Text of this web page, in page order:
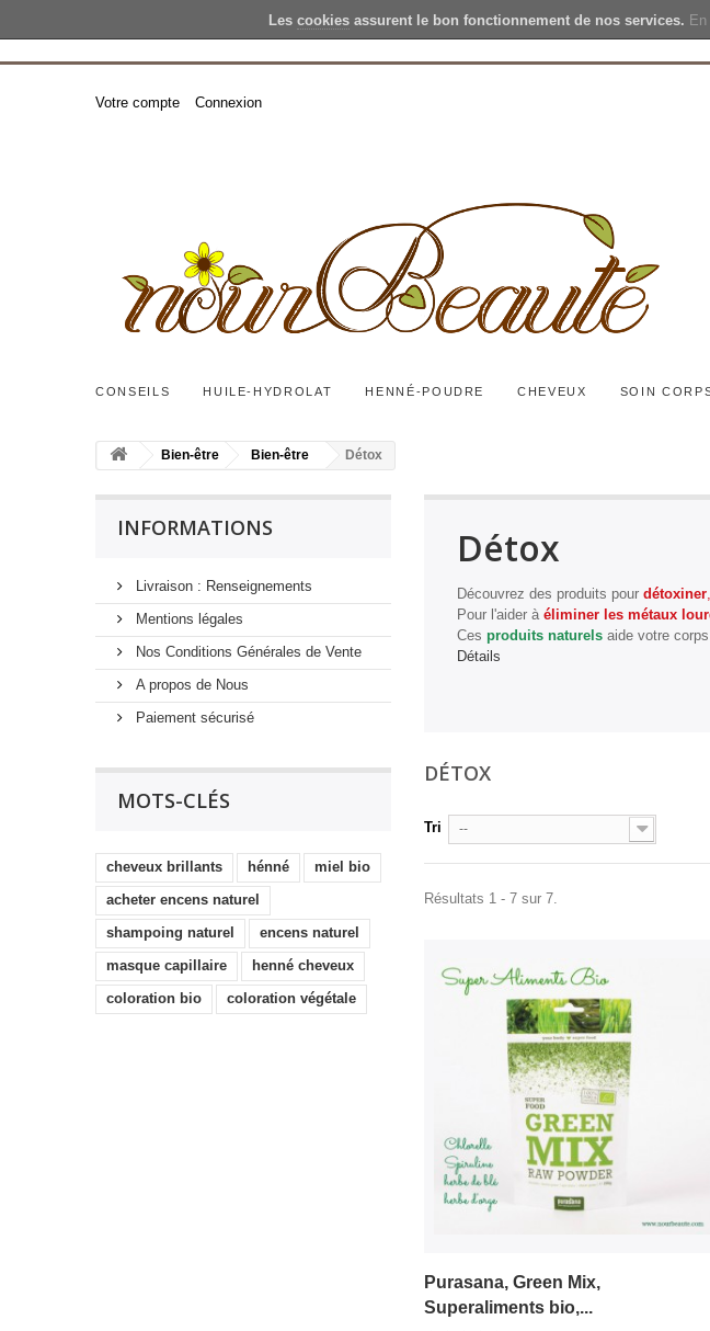
Les cookiesassurent le bon fonctionnement de nos services.
Votre compte Connexion
CONSEILS HUILE-HYDROLAT HENNÉ-POUDRE CHEVEUX SOIN
Bien-être Bien-être Détox
INFORMATIONS
Livraison : Renseignements
Mentions légales
Nos Conditions Générales de Vente
A propos de Nous
Paiement sécurisé
MOTS-CLÉS
cheveux brillants hénné
miel bio
acheter encens naturel
shampoing naturel
encens naturel
masque capillaire
henné cheveux
coloration bio
coloration végétale
Détox
Découvrez des produits pour détoxiner,
Pour l'aider à éliminer les métaux
Ces produits naturels aide votre corps
Détails
DÉTOX
Tri --
Résultats 1 - 7 sur 7.
Purasana, Green Mix,
Superaliments bio,...